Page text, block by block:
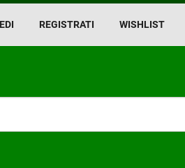
REGISTRATI WISHLIST